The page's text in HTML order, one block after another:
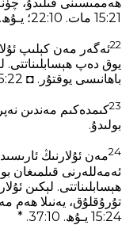
15:21 مات. 10‏:22؛ يـۇھ. 16‏:3. *
22ئەگەر مەن كېلىپ
يوق دەپ ھېسابلىناتتى.
باھانىسى يوقتۇر. ◘ 15:22 رىم. 4‏:15؛ 5‏:20. *
23كىمدەكىم مەندىن
بولىدۇ.
24مەن ئۇلارنىڭ
ئەمەللەرنى قىلمىغان
ھېسابلىناتتى. لېكىن
تۇرۇقلۇق، يەنىلا ھەم
15:24 يـۇھ. 10‏:37. *